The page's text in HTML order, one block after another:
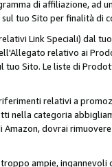
di affiliazione, ad
sul tuo Sito per finalità
Link Speciali) dal
relativo ai
tuo Sito. Le liste di
relativi a
nella categoria
dovrai
ampie,